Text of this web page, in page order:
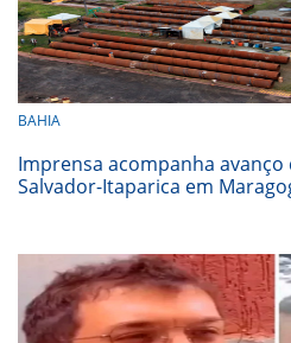
BAHIA
Imprensa acompanha
Salvador-Itaparica em